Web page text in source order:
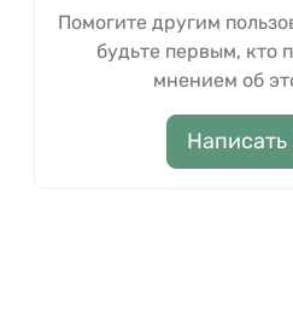
Помогите другим
будьте первым, кто
мнением об
Написать